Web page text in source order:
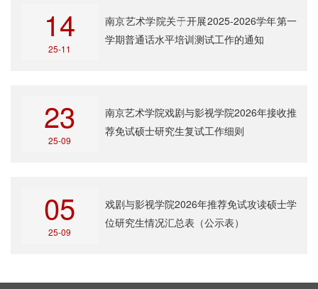
14
25-11
南京艺术学院关于开展2025-2026学年第一
学期普通话水平培训测试工作的通知
23
25-09
南京艺术学院戏剧与影视学院2026年接收推
荐免试硕士研究生复试工作细则
05
25-09
戏剧与影视学院2026年推荐免试攻读硕士学
位研究生情况汇总表（公示表）